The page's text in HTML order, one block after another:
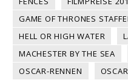
GAME OF THRONES
HELL OR HIGH WATER
MACHESTER BY THE SEA
OSCAR-RENNEN